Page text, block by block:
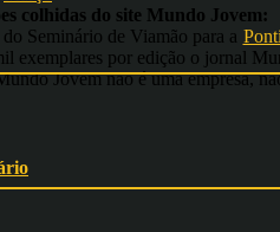
colhidas do site Mundo Jovem:
Seminário de Viamão para a
exemplares por edição o jornal
Jovem não é uma empresa,